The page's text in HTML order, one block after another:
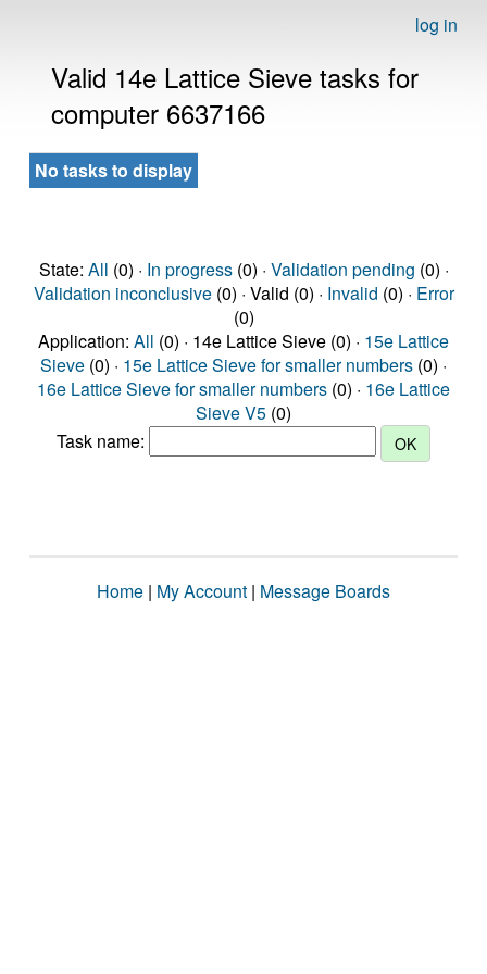
log in
Valid 14e Lattice Sieve tasks for
computer 6637166
No tasks to display
State: All (0) · In progress(0) · Validation pending (0) ·
Validation inconclusive(0) · Valid (0) · Invalid (0) · Error
(0)
Application: All (0) · 14e Lattice Sieve (0) · 15e Lattice
Sieve (0) · 15e Lattice Sieve for smaller numbers (0) ·
16e Lattice Sieve for smaller numbers (0) · 16e Lattice
Sieve V5 (0)
Task name:
Home | My Account | Message Boards